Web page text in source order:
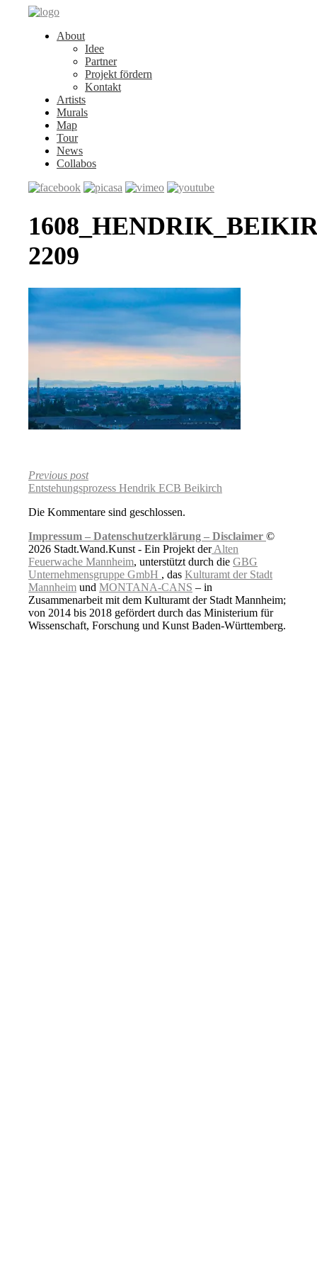
About
Idee
Partner
Projekt fördern
Kontakt
Artists
Murals
Map
Tour
News
Collabos
2209
Previous post
Entstehungsprozess Hendrik ECB Beikirch
Die Kommentare sind geschlossen.
Impressum – Datenschutzerklärung – Disclaimer ©
2026 Stadt.Wand.Kunst - Ein Projekt derAlten
Feuerwache Mannheim, unterstützt durch die GBG
Unternehmensgruppe GmbH , das Kulturamt der Stadt
Mannheim und MONTANA-CANS – in
Zusammenarbeit mit dem Kulturamt der Stadt Mannheim;
von 2014 bis 2018 gefördert durch das Ministerium für
Wissenschaft, Forschung und Kunst Baden-Württemberg.